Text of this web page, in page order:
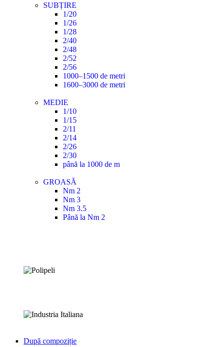
SUBȚIRE
1/20
1/26
1/28
2/40
2/48
2/52
2/56
1000–1500 de metri
1600–3000 de metri
MEDIE
1/10
1/15
2/11
2/14
2/26
2/30
până la 1000 de m
GROASĂ
Nm 2
Nm 3
Nm 3.5
Până la Nm 2
După compoziție